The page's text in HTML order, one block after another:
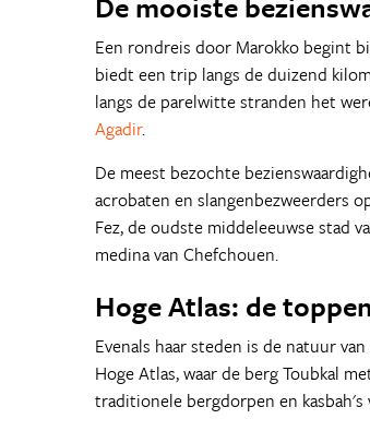
Een rondreis door Marokko begint
biedt een trip langs de duizend
langs de parelwitte stranden het
Agadir.
De meest bezochte
acrobaten en slangenbezweerders
Fez, de oudste middeleeuwse stad
medina van Chefchouen.
Hoge Atlas: de
Evenals haar steden is de natuur
Hoge Atlas, waar de berg Toubkal
traditionele bergdorpen en kasbah's